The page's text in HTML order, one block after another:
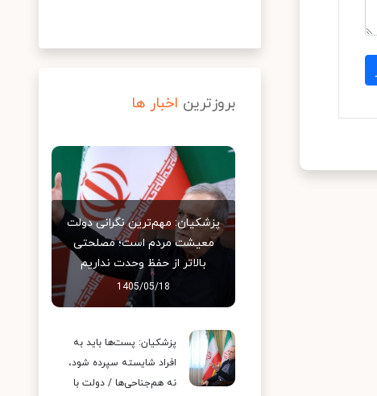
بروزترین اخبار ها
پزشکیان: مهم‌ترین نگرانی دولت
معیشت مردم است؛ مصلحتی
بالاتر از حفظ وحدت نداریم
1405/05/18
پزشکیان: پست‌ها باید به
افراد شایسته سپرده شود،
نه هم‌جناحی‌ها / دولت با